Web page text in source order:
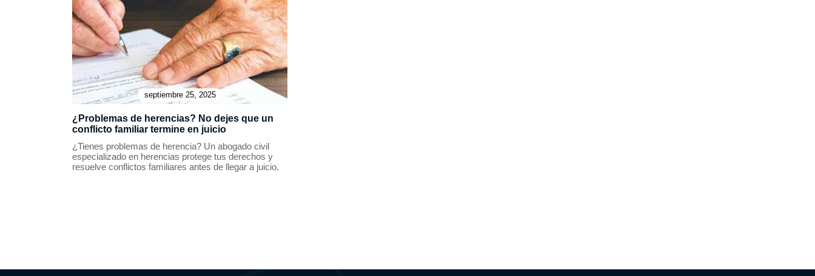
septiembre 25, 2025
¿Problemas de herencias? No dejes que un
conflicto familiar termine en juicio
¿Tienes problemas de herencia? Un abogado civil
especializado en herencias protege tus derechos y
resuelve conflictos familiares antes de llegar a juicio.